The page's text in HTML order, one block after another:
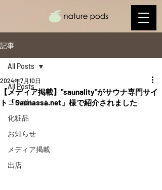
記事
All Posts
コーポレート
化粧品
お知らせ
メディア掲載
出店
All Posts
【メディア掲載】"saunality"がサウナ専門サイ
ト「Saunassa.net」様で紹介されました
2024年7月10日